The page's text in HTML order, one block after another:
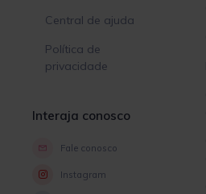
Central de ajuda
Política de
privacidade
Interaja conosco
Fale conosco
Instagram